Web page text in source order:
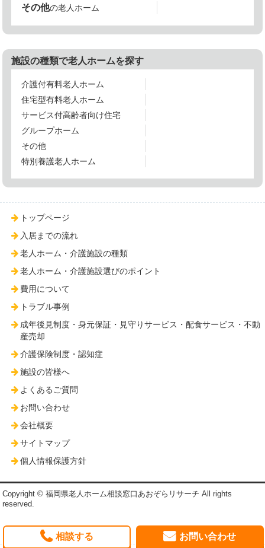
その他の老人ホーム
施設の種類で老人ホームを探す
介護付有料老人ホーム
住宅型有料老人ホーム
サービス付高齢者向け住宅
グループホーム
その他
特別養護老人ホーム
トップページ
入居までの流れ
老人ホーム・介護施設の種類
老人ホーム・介護施設選びのポイント
費用について
トラブル事例
成年後見制度・身元保証・見守りサービス・配食サービス・不動
産売却
介護保険制度・認知症
施設の皆様へ
よくあるご質問
お問い合わせ
会社概要
サイトマップ
個人情報保護方針
Copyright © 福岡県老人ホーム相談窓口あおぞらリサーチ All rights
reserved.
相談する お問い合わせ